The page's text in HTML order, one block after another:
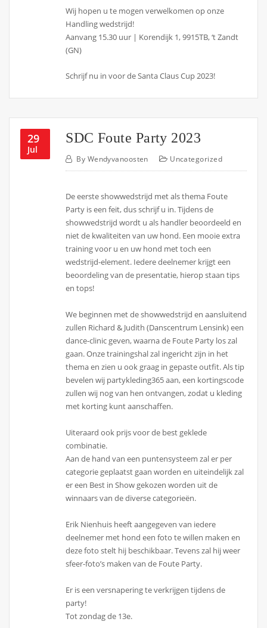
Wij hopen u te mogen verwelkomen op onze
Handling wedstrijd!
Aanvang 15.30 uur | Korendijk 1, 9915TB, ‘t Zandt
(GN)
Schrijf nu in voor de Santa Claus Cup 2023!
29
Jul
SDC Foute Party 2023
By Wendyvanoosten Uncategorized
De eerste showwedstrijd met als thema Foute
Party is een feit, dus schrijf u in. Tijdens de
showwedstrijd wordt u als handler beoordeeld en
niet de kwaliteiten van uw hond. Een mooie extra
training voor u en uw hond met toch een
wedstrijd-element. Iedere deelnemer krijgt een
beoordeling van de presentatie, hierop staan tips
en tops!
We beginnen met de showwedstrijd en aansluitend
zullen Richard & Judith (Danscentrum Lensink) een
dance-clinic geven, waarna de Foute Party los zal
gaan. Onze trainingshal zal ingericht zijn in het
thema en zien u ook graag in gepaste outfit. Als tip
bevelen wij partykleding365 aan, een kortingscode
zullen wij nog van hen ontvangen, zodat u kleding
met korting kunt aanschaffen.
Uiteraard ook prijs voor de best geklede
combinatie.
Aan de hand van een puntensysteem zal er per
categorie geplaatst gaan worden en uiteindelijk zal
er een Best in Show gekozen worden uit de
winnaars van de diverse categorieën.
Erik Nienhuis heeft aangegeven van iedere
deelnemer met hond een foto te willen maken en
deze foto stelt hij beschikbaar. Tevens zal hij weer
sfeer-foto’s maken van de Foute Party.
Er is een versnapering te verkrijgen tijdens de
party!
Tot zondag de 13e.